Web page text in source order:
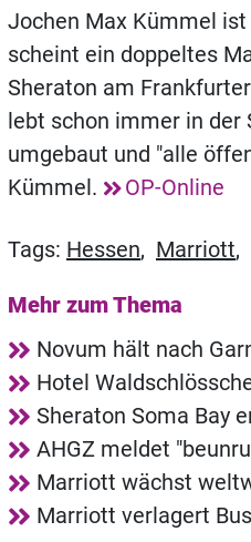
Jochen Max Kümmel
scheint ein doppeltes
Sheraton am
lebt schon immer in
umgebaut und "alle
Kümmel.
OP-Online
Tags: Hessen, Marriott,
Mehr zum Thema
Novum hält nach
Hotel
Sheraton Soma Bay
AHGZ meldet
Marriott wächst
Marriott verlagert